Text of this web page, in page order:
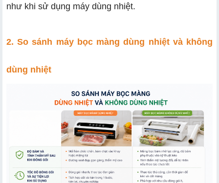
như khi sử dụng máy dùng nhiệt.
2. So sánh máy bọc màng dùng nhiệt và không
dùng nhiệt